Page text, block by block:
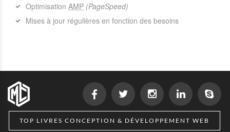
Optimisation AMP (PageSpeed)
Mises à jour régulières en fonction des besoins
TOP LIVRES CONCEPTION & DÉVELOPPEMENT WEB